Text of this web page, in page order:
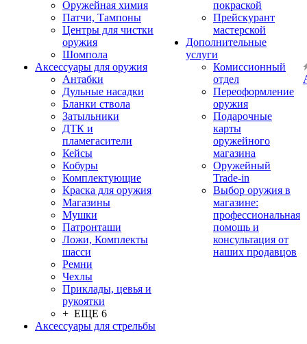
Оружейная химия
Патчи, Тампоны
Центры для чистки
оружия
Шомпола
Аксессуары для оружия
Антабки
Дульные насадки
Бланки ствола
Затыльники
ДТК и
пламегасители
Кейсы
Кобуры
Комплектующие
Краска для оружия
Магазины
Мушки
Патронташи
Ложи, Комплекты
шасси
Ремни
Чехлы
Приклады, цевья и
рукоятки
+ ЕЩЕ 6
Аксессуары для стрельбы
покраской
Прейскурант
мастерской
Дополнительные
услуги
Комиссионный
отдел
Переоформление
оружия
Подарочные
карты
оружейного
магазина
Оружейный
Trade-in
Выбор оружия в
магазине:
профессиональная
помощь и
консультация от
наших продавцов